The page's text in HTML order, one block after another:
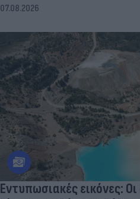
07.08.2026
Εντυπωσιακές εικόνες: